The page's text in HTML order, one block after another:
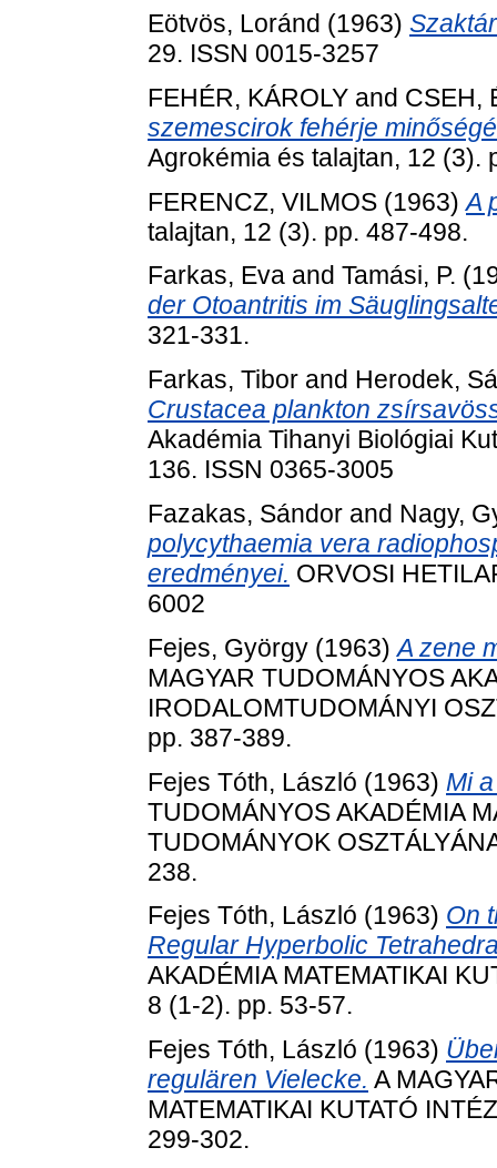
Eötvös, Loránd (1963)
29. ISSN 0015-3257
FEHÉR, KÁROLY and CSEH,
szemescirok fehérje
Agrokémia és talajtan, 12 (3).
FERENCZ, VILMOS (1963)A
talajtan, 12 (3). pp. 487-498.
Farkas, Eva and Tamási, P.
der Otoantritis im
321-331.
Farkas, Tibor and Herodek,
Crustacea plankton
Akadémia Tihanyi Biológiai
136. ISSN 0365-3005
Fazakas, Sándor and Nagy,
polycythaemia vera
eredményei. ORVOSI
6002
Fejes, György (1963)A zene
MAGYAR TUDOMÁNYOS
IRODALOMTUDOMÁNYI
pp. 387-389.
Fejes Tóth, László (1963) Mi
TUDOMÁNYOS AKADÉMIA
TUDOMÁNYOK
238.
Fejes Tóth, László (1963) On
Regular Hyperbolic
AKADÉMIA MATEMATIKAI
8 (1-2). pp. 53-57.
Fejes Tóth, László (1963)
regulären Vielecke. A
MATEMATIKAI KUTATÓ
299-302.